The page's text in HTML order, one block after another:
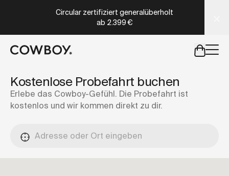
Circular zertifiziert generalüberholt
ab 2.399 €
abereine Probefahrt ist in
abereine Probefahrt ist in deiner Nähe verfügbar
Kostenlose Probefahrt buchen
Erlebe das Cowboy-Gefühl. Die Probefahrt ist
kostenlos und wir kommen direkt zu dir.